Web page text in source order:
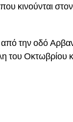
κινούνται
την οδό
του Οκτωβρίου